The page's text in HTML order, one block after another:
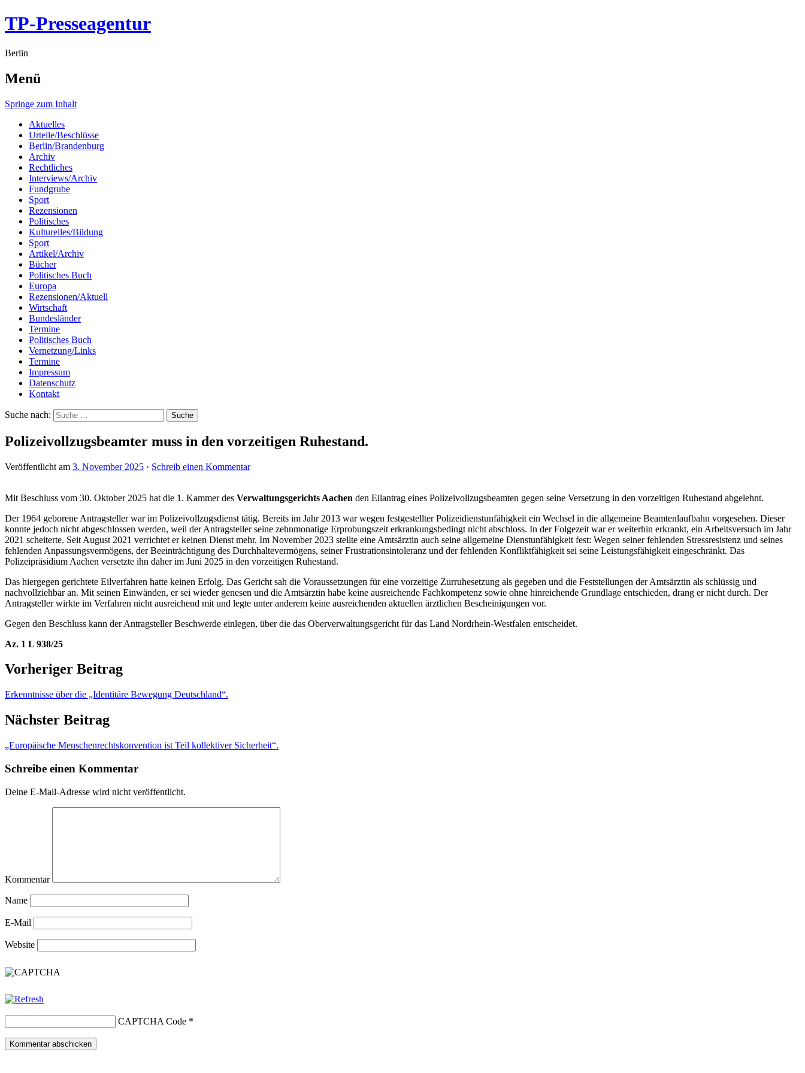
TP-Presseagentur
Berlin
Menü
Springe zum Inhalt
Aktuelles
Urteile/Beschlüsse
Berlin/Brandenburg
Archiv
Rechtliches
Interviews/Archiv
Fundgrube
Sport
Rezensionen
Politisches
Kulturelles/Bildung
Sport
Artikel/Archiv
Bücher
Politisches Buch
Europa
Rezensionen/Aktuell
Wirtschaft
Bundesländer
Termine
Politisches Buch
Vernetzung/Links
Termine
Impressum
Datenschutz
Kontakt
Suche nach:
Polizeivollzugsbeamter muss in den vorzeitigen Ruhestand.
Veröffentlicht am 3. November 2025 · Schreib einen Kommentar
Mit Beschluss vom 30. Oktober 2025 hat die 1. Kammer des Verwaltungsgerichts Aachen den Eilantrag eines Polizeivollzugsbeamten gegen seine Versetzung in den vorzeitigen Ruhestand abgelehnt.
Der 1964 geborene Antragsteller war im Polizeivollzugsdienst tätig. Bereits im Jahr 2013 war wegen festgestellter Polizeidienstunfähigkeit ein Wechsel in die allgemeine Beamtenlaufbahn vorgesehen. Dieser
konnte jedoch nicht abgeschlossen werden, weil der Antragsteller seine zehnmonatige Erprobungszeit erkrankungsbedingt nicht abschloss. In der Folgezeit war er weiterhin erkrankt, ein Arbeitsversuch im Jahr
2021 scheiterte. Seit August 2021 verrichtet er keinen Dienst mehr. Im November 2023 stellte eine Amtsärztin auch seine allgemeine Dienstunfähigkeit fest: Wegen seiner fehlenden Stressresistenz und seines
fehlenden Anpassungsvermögens, der Beeinträchtigung des Durchhaltevermögens, seiner Frustrationsintoleranz und der fehlenden Konfliktfähigkeit sei seine Leistungsfähigkeit eingeschränkt. Das
Polizeipräsidium Aachen versetzte ihn daher im Juni 2025 in den vorzeitigen Ruhestand.
Das hiergegen gerichtete Eilverfahren hatte keinen Erfolg. Das Gericht sah die Voraussetzungen für eine vorzeitige Zurruhesetzung als gegeben und die Feststellungen der Amtsärztin als schlüssig und
nachvollziehbar an. Mit seinen Einwänden, er sei wieder genesen und die Amtsärztin habe keine ausreichende Fachkompetenz sowie ohne hinreichende Grundlage entschieden, drang er nicht durch. Der
Antragsteller wirkte im Verfahren nicht ausreichend mit und legte unter anderem keine ausreichenden aktuellen ärztlichen Bescheinigungen vor.
Gegen den Beschluss kann der Antragsteller Beschwerde einlegen, über die das Oberverwaltungsgericht für das Land Nordrhein-Westfalen entscheidet.
Az. 1 L 938/25
Vorheriger Beitrag
Erkenntnisse über die „Identitäre Bewegung Deutschland“.
Nächster Beitrag
„Europäische Menschenrechtskonvention ist Teil kollektiver Sicherheit“.
Schreibe einen Kommentar
Deine E-Mail-Adresse wird nicht veröffentlicht.
Kommentar
Name
E-Mail
Website
CAPTCHA Code *